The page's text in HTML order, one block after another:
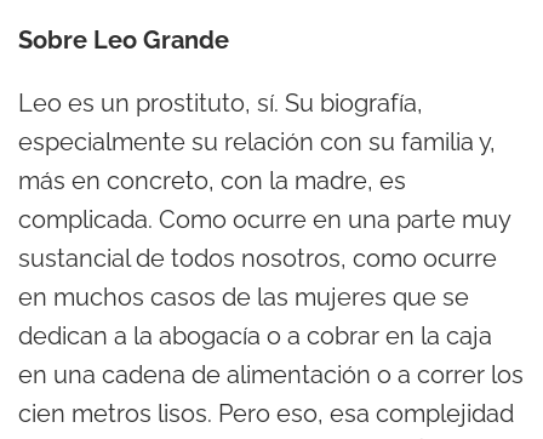
Sobre Leo Grande
Leo es un prostituto, sí. Su biografía,
especialmente su relación con su familia y,
más en concreto, con la madre, es
complicada. Como ocurre en una parte muy
sustancial de todos nosotros, como ocurre
en muchos casos de las mujeres que se
dedican a la abogacía o a cobrar en la caja
en una cadena de alimentación o a correr los
cien metros lisos. Pero eso, esa complejidad